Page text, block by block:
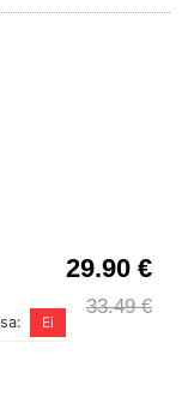
29.90 €
33.49 €